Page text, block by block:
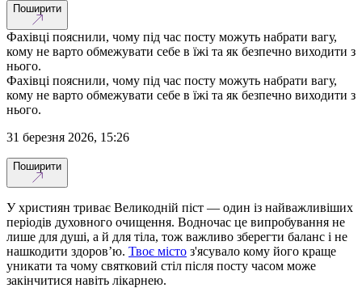
Поширити
Фахівці пояснили, чому під час посту можуть набрати вагу,
кому не варто обмежувати себе в їжі та як безпечно виходити з
нього.
Фахівці пояснили, чому під час посту можуть набрати вагу,
кому не варто обмежувати себе в їжі та як безпечно виходити з
нього.
31 березня 2026, 15:26
Поширити
У християн триває Великодній піст — один із найважливіших
періодів духовного очищення. Водночас це випробування не
лише для душі, а й для тіла, тож важливо зберегти баланс і не
нашкодити здоров’ю. Твоє місто з'ясувало кому його краще
уникати та чому святковий стіл після посту часом може
закінчитися навіть лікарнею.